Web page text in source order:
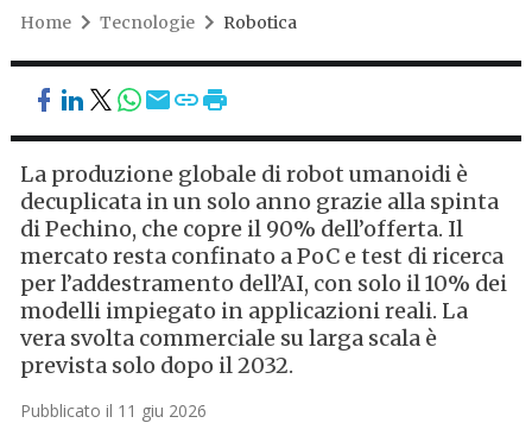
Home Tecnologie Robotica
La produzione globale di robot umanoidi è
decuplicata in un solo anno grazie alla spinta
di Pechino, che copre il 90% dell’offerta. Il
mercato resta confinato a PoC e test di ricerca
per l’addestramento dell’AI, con solo il 10% dei
modelli impiegato in applicazioni reali. La
vera svolta commerciale su larga scala è
prevista solo dopo il 2032.
Pubblicato il 11 giu 2026